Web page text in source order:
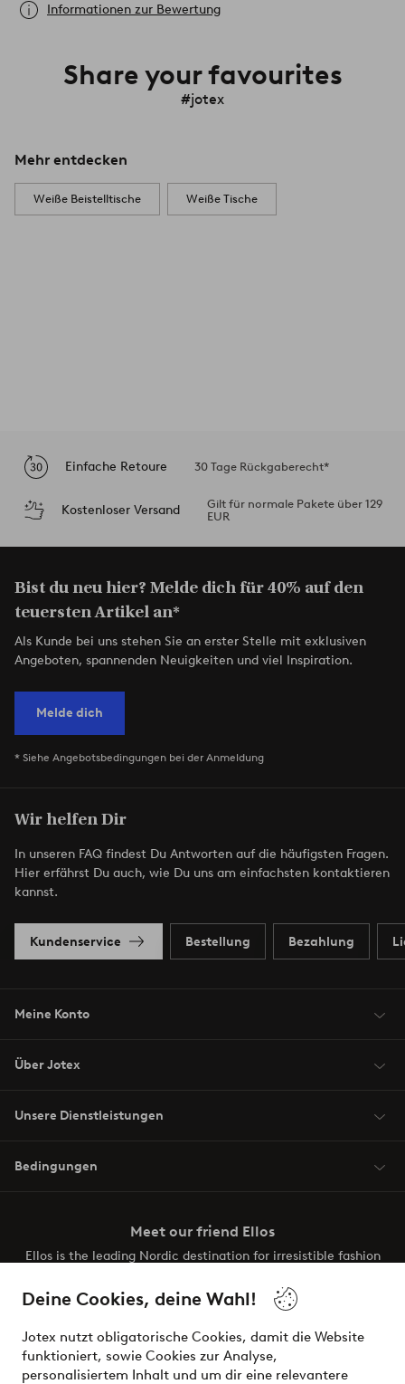
Deine Cookies, deine Wahl!
Jotex nutzt obligatorische Cookies, damit die Website
funktioniert, sowie Cookies zur Analyse,
personalisiertem Inhalt und um dir eine relevantere
Informationen zur Bewertung
Share your favourites
#jotex
Mehr entdecken
Weiße Beistelltische Weiße Tische
Einfache Retoure 30 Tage Rückgaberecht*
Kostenloser Versand
Gilt für normale Pakete über 129
EUR
Bist du neu hier? Melde dich für 40% auf den
teuersten Artikel an*
Als Kunde bei uns stehen Sie an erster Stelle mit exklusiven
Angeboten, spannenden Neuigkeiten und viel Inspiration.
Melde dich
* Siehe Angebotsbedingungen bei der Anmeldung
Wir helfen Dir
In unseren FAQ findest Du Antworten auf die häufigsten Fragen.
Hier erfährst Du auch, wie Du uns am einfachsten kontaktieren
kannst.
Kundenservice Bestellung Bezahlung
Meine Konto
Über Jotex
Unsere Dienstleistungen
Bedingungen
Meet our friend Ellos
Ellos is the leading Nordic destination for irresistible fashion
the latest trends, curated to make finding your next look
effortless. It’s all here.
Visit Ellos